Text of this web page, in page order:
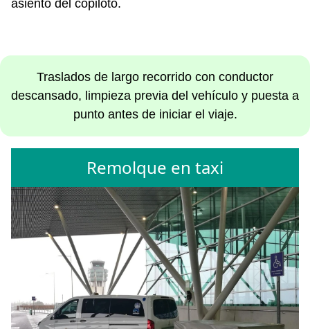
asiento del copiloto.
Traslados de largo recorrido con conductor
descansado, limpieza previa del vehículo y puesta a
punto antes de iniciar el viaje.
Remolque en taxi